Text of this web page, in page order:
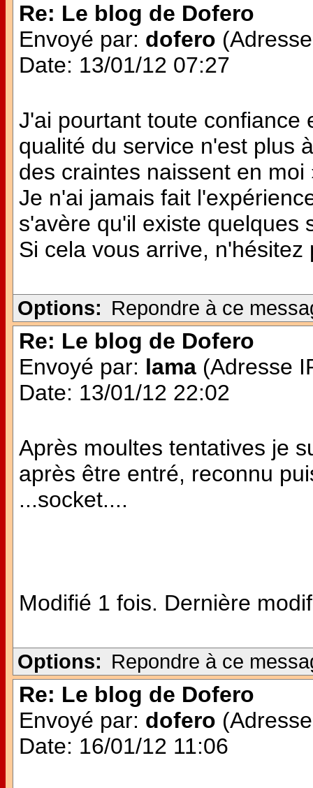
Re: Le blog de Dofero
Envoyé par: dofero
Date: 13/01/12 07:27
J'ai pourtant toute confiance
qualité du service n'est plus
des craintes naissent en moi
Je n'ai jamais fait
s'avère qu'il existe quelques
Si cela vous arrive, n'hésitez
Options: Repondre à ce
Re: Le blog de Dofero
Envoyé par: lama (Adresse
Date: 13/01/12 22:02
Après moultes tentatives je
après être entré, reconnu
...socket....
Modifié 1 fois. Dernière
Options: Repondre à ce
Re: Le blog de Dofero
Envoyé par: dofero
Date: 16/01/12 11:06